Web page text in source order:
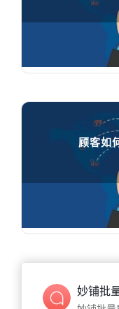
顾客怎样通过小程
顾客如
顾客如何进入商家
妙铺批